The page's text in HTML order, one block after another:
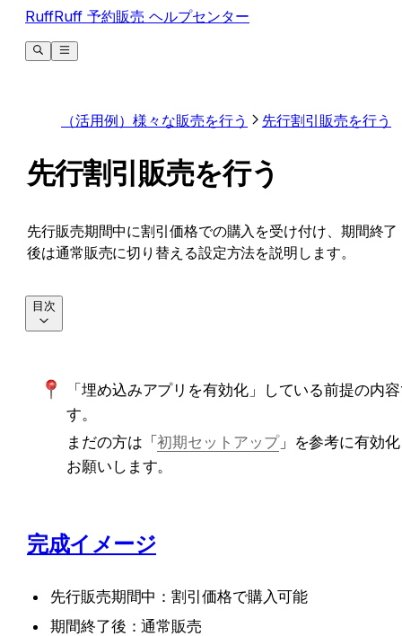
RuffRuff 予約販売 ヘルプセンター
（活用例）様々な販売を行う 先行割引販売を行う
先行割引販売を行う
先行販売期間中に割引価格での購入を受け付け、期間終了
後は通常販売に切り替える設定方法を説明します。
「埋め込みアプリを有効化」している前提の内
す。
まだの方は「初期セットアップ」を参考に有効
お願いします。
完成イメージ
先行販売期間中：割引価格で購入可能
期間終了後：通常販売
目次